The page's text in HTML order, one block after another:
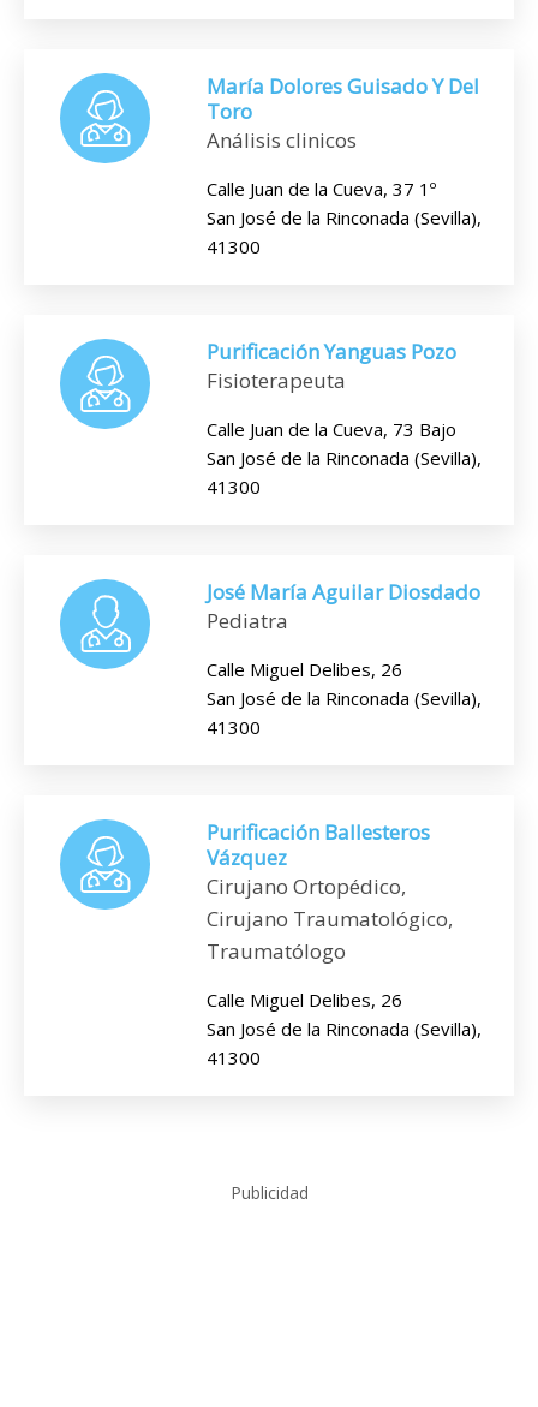
María Dolores Guisado Y Del
Toro
Análisis clinicos
Calle Juan de la Cueva, 37 1º
San José de la Rinconada (Sevilla),
41300
Purificación Yanguas Pozo
Fisioterapeuta
Calle Juan de la Cueva, 73 Bajo
San José de la Rinconada (Sevilla),
41300
José María Aguilar Diosdado
Pediatra
Calle Miguel Delibes, 26
San José de la Rinconada (Sevilla),
41300
Purificación Ballesteros
Vázquez
Cirujano Ortopédico,
Cirujano Traumatológico,
Traumatólogo
Calle Miguel Delibes, 26
San José de la Rinconada (Sevilla),
41300
Publicidad